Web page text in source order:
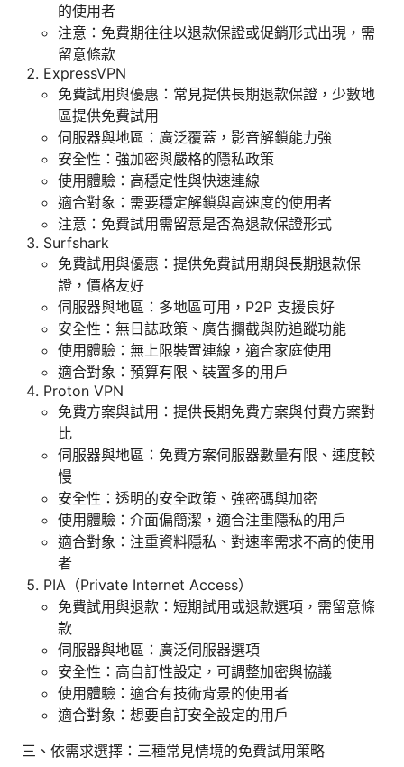
的使用者
注意：免費期往往以退款保證或促銷形式出現，需
留意條款
ExpressVPN
免費試用與優惠：常見提供長期退款保證，少數地
區提供免費試用
伺服器與地區：廣泛覆蓋，影音解鎖能力強
安全性：強加密與嚴格的隱私政策
使用體驗：高穩定性與快速連線
適合對象：需要穩定解鎖與高速度的使用者
注意：免費試用需留意是否為退款保證形式
Surfshark
免費試用與優惠：提供免費試用期與長期退款保
證，價格友好
伺服器與地區：多地區可用，P2P 支援良好
安全性：無日誌政策、廣告攔截與防追蹤功能
使用體驗：無上限裝置連線，適合家庭使用
適合對象：預算有限、裝置多的用戶
Proton VPN
免費方案與試用：提供長期免費方案與付費方案對
比
伺服器與地區：免費方案伺服器數量有限、速度較
慢
安全性：透明的安全政策、強密碼與加密
使用體驗：介面偏簡潔，適合注重隱私的用戶
適合對象：注重資料隱私、對速率需求不高的使用
者
PIA（Private Internet Access）
免費試用與退款：短期試用或退款選項，需留意條
款
伺服器與地區：廣泛伺服器選項
安全性：高自訂性設定，可調整加密與協議
使用體驗：適合有技術背景的使用者
適合對象：想要自訂安全設定的用戶
三、依需求選擇：三種常見情境的免費試用策略